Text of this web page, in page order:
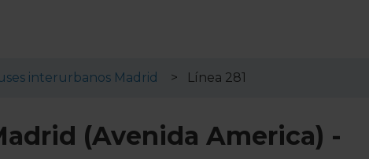
interurbanos Madrid Línea 281
(Avenida America) -